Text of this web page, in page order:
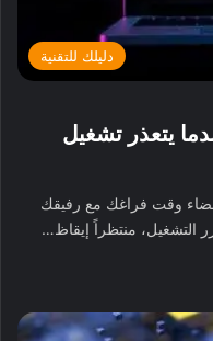
دليلك للتقنية
يتعذر تشغيل
وقت فراغك مع رفيقك
منتظراً إيقاظ…